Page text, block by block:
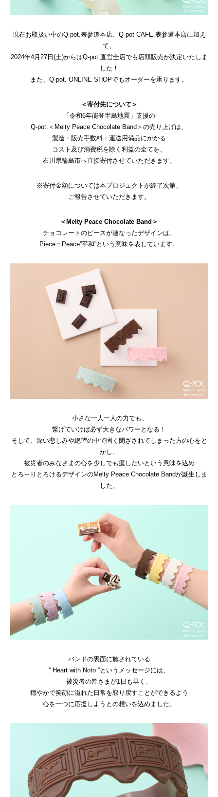
現在お取扱い中のQ-pot.表参道本店、Q-pot CAFE.表参道本店に加え
て、
2024年4月27日(土)からはQ-pot.直営全店でも店頭販売が決定いたしま
した！
また、Q-pot. ONLINE SHOPでもオーダーを承ります。
＜寄付先について＞
「令和6年能登半島地震」支援の
Q-pot.＜Melty Peace Chocolate Band＞の売り上げは、
製造・販売手数料・運送用備品にかかる
コスト及び消費税を除く利益の全てを、
石川県輪島市へ直接寄付させていただきます。
※寄付金額については本プロジェクトが終了次第、
ご報告させていただきます。
＜Melty Peace Chocolate Band＞
チョコレートのピースが連なったデザインは、
Piece＝Peace”平和”という意味を表しています。
小さな一人一人の力でも、
繋げていけば必ず大きなパワーとなる！
そして、深い悲しみや絶望の中で固く閉ざされてしまった方の心をと
かし、
被災者のみなさまの心を少しでも癒したいという意味を込め
とろ～りとろけるデザインのMelty Peace Chocolate Bandが誕生しま
した。
バンドの裏面に施されている
” Heart with Noto “というメッセージには、
被災者の皆さまが1日も早く、
穏やかで笑顔に溢れた日常を取り戻すことができるよう
心を一つに応援しようとの想いを込めました。